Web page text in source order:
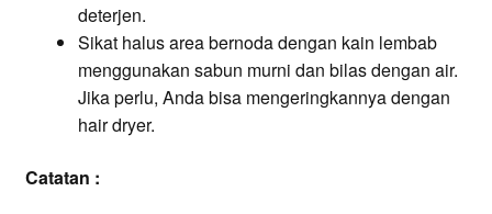
deterjen.
Sikat halus area bernoda dengan kain lembab
menggunakan sabun murni dan bilas dengan air.
Jika perlu, Anda bisa mengeringkannya dengan
hair dryer.
Catatan :